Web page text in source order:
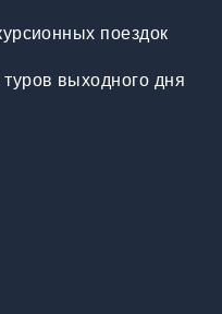
поездок
выходного дня